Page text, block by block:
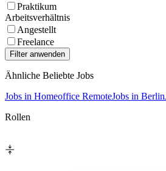
Praktikum
Arbeitsverhältnis
Angestellt
Freelance
Ähnliche Beliebte Jobs
Jobs in Homeoffice RemoteJobs in Berlin
Rollen